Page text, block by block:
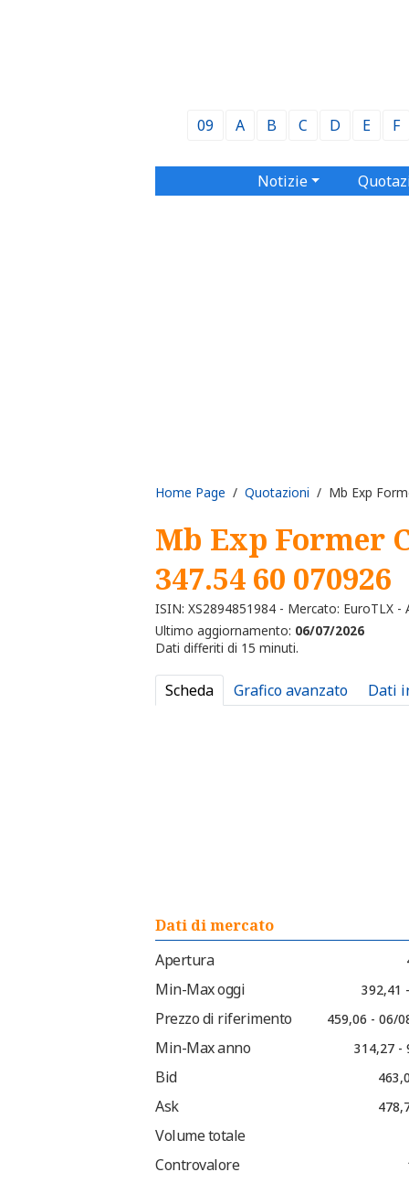
09 A B C D E F
Notizie
Home Page / Quotazioni / Mb Exp
Mb Exp Former
347.54 60 070926
ISIN: XS2894851984 - Mercato: EuroTLX -
Ultimo aggiornamento: 06/07/2026
Dati differiti di 15 minuti.
Scheda Grafico avanzato Dati
Dati di mercato
Apertura
Min-Max oggi 392,41
Prezzo di riferimento 459,06 - 06/
Min-Max anno 314,27 -
Bid
Ask
Volume totale
Controvalore